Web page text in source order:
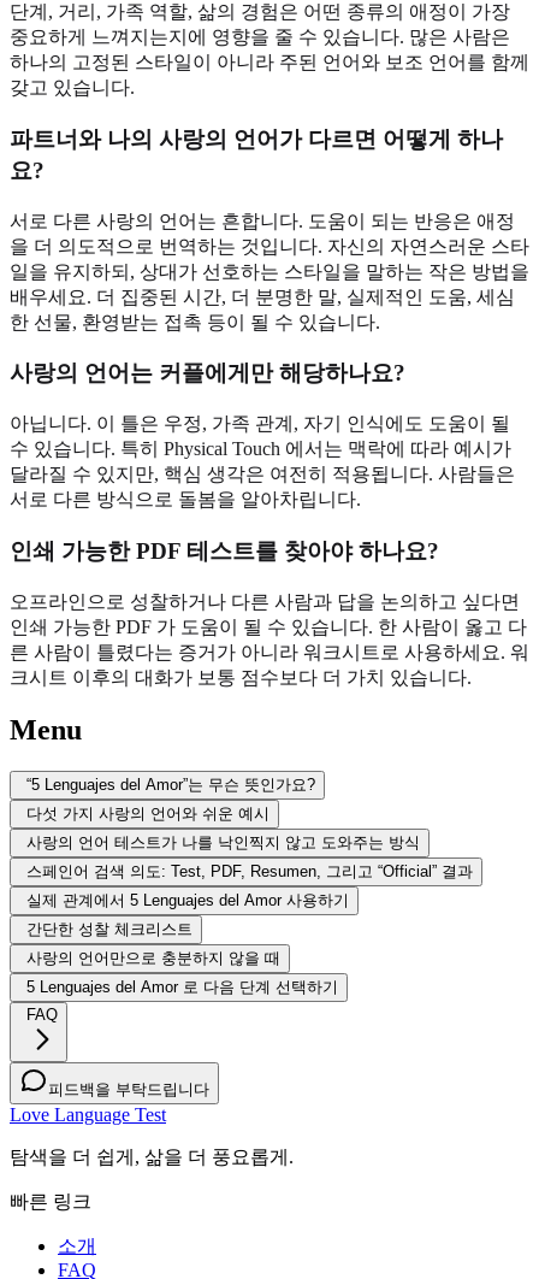
단계, 거리, 가족 역할, 삶의 경험은 어떤 종류의 애정이 가장
중요하게 느껴지는지에 영향을 줄 수 있습니다. 많은 사람은
하나의 고정된 스타일이 아니라 주된 언어와 보조 언어를 함께
갖고 있습니다.
파트너와 나의 사랑의 언어가 다르면 어떻게 하나
요?
서로 다른 사랑의 언어는 흔합니다. 도움이 되는 반응은 애정
을 더 의도적으로 번역하는 것입니다. 자신의 자연스러운 스타
일을 유지하되, 상대가 선호하는 스타일을 말하는 작은 방법을
배우세요. 더 집중된 시간, 더 분명한 말, 실제적인 도움, 세심
한 선물, 환영받는 접촉 등이 될 수 있습니다.
사랑의 언어는 커플에게만 해당하나요?
아닙니다. 이 틀은 우정, 가족 관계, 자기 인식에도 도움이 될
수 있습니다. 특히 Physical Touch 에서는 맥락에 따라 예시가
달라질 수 있지만, 핵심 생각은 여전히 적용됩니다. 사람들은
서로 다른 방식으로 돌봄을 알아차립니다.
인쇄 가능한 PDF 테스트를 찾아야 하나요?
오프라인으로 성찰하거나 다른 사람과 답을 논의하고 싶다면
인쇄 가능한 PDF 가 도움이 될 수 있습니다. 한 사람이 옳고 다
른 사람이 틀렸다는 증거가 아니라 워크시트로 사용하세요. 워
크시트 이후의 대화가 보통 점수보다 더 가치 있습니다.
Menu
“5 Lenguajes del Amor”는 무슨 뜻인가요?
다섯 가지 사랑의 언어와 쉬운 예시
사랑의 언어 테스트가 나를 낙인찍지 않고 도와주는 방식
스페인어 검색 의도: Test, PDF, Resumen, 그리고 “Official” 결과
실제 관계에서 5 Lenguajes del Amor 사용하기
간단한 성찰 체크리스트
사랑의 언어만으로 충분하지 않을 때
5 Lenguajes del Amor 로 다음 단계 선택하기
FAQ
피드백을 부탁드립니다
Love Language Test
탐색을 더 쉽게, 삶을 더 풍요롭게.
빠른 링크
소개
FAQ